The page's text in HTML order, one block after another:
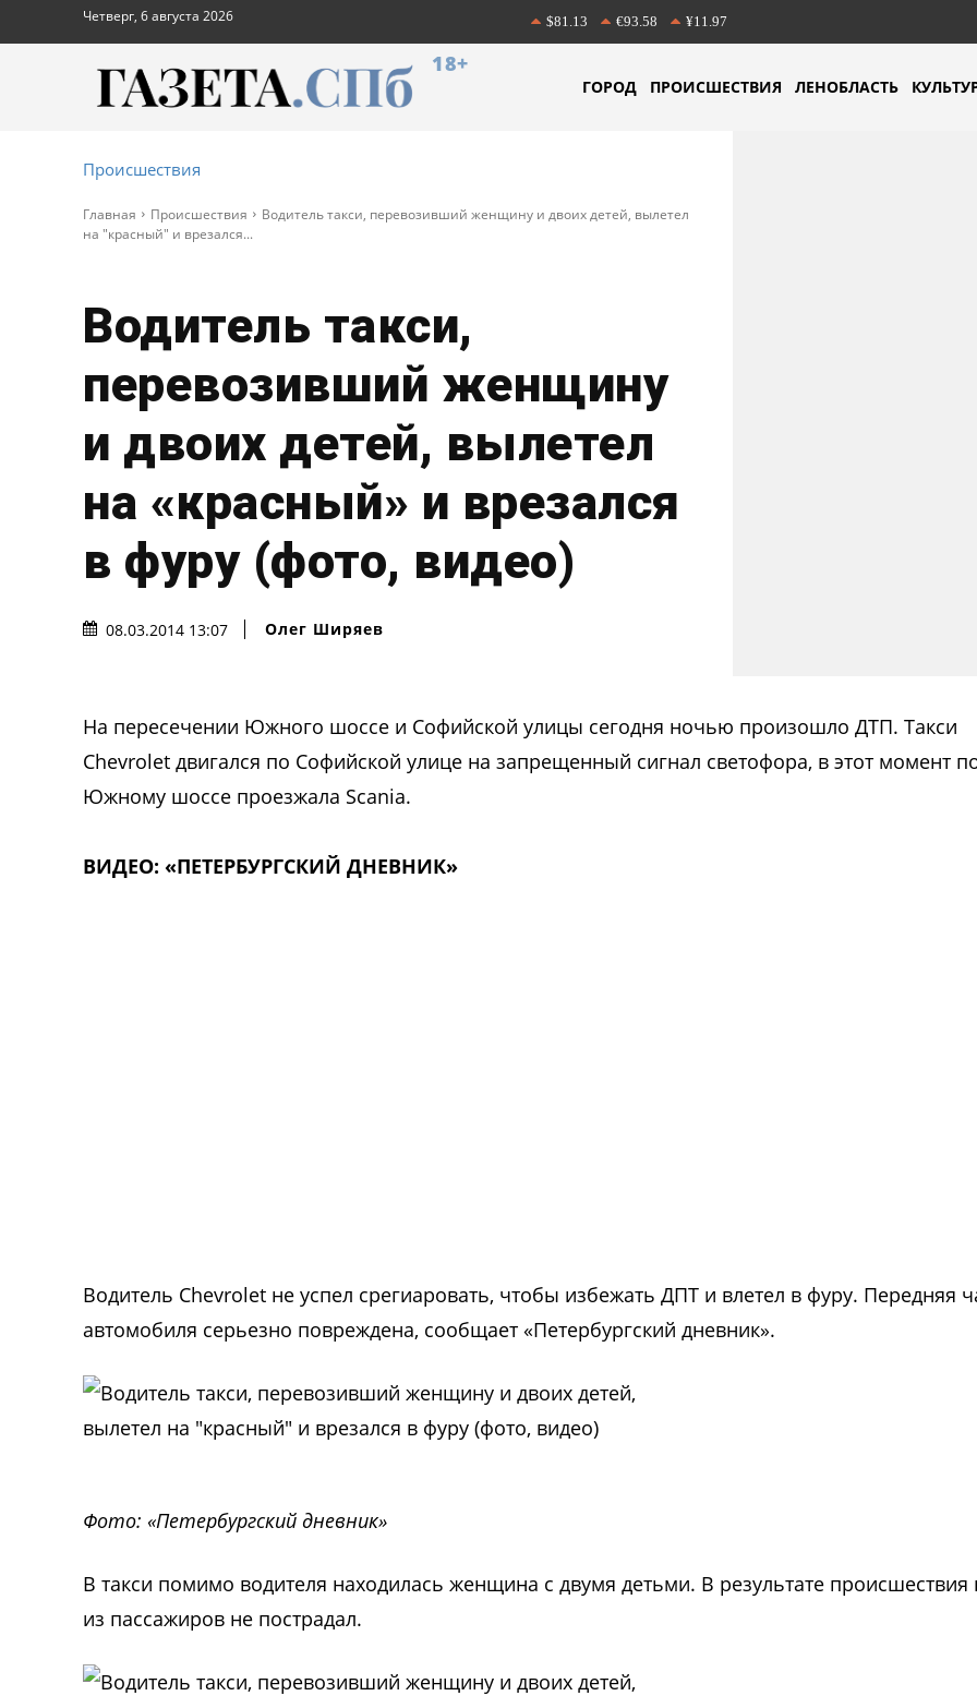
Четверг, 6 августа 2026 $81.13 €93.58 ¥11.97
18+
ГОРОД ПРОИСШЕСТВИЯ ЛЕНОБЛАСТЬ
Происшествия
Главная Происшествия
Водитель такси, перевозивший женщину и двоих детей, вылетел
на "красный" и врезался...
Водитель такси,
перевозивший женщину
и двоих детей, вылетел
на «красный» и врезался
в фуру (фото, видео)
08.03.2014 13:07 Олег Ширяев
На пересечении Южного шоссе и Софийской улицы сегодня ночью произошло ДТП. Такси
Chevrolet двигался по Софийской улице на запрещенный сигнал светофора, в этот момент
Южному шоссе проезжала Scania.
ВИДЕО: «ПЕТЕРБУРГСКИЙ ДНЕВНИК»
Водитель Chevrolet не успел срегиаровать, чтобы избежать ДПТ и влетел в фуру. Передняя
автомобиля серьезно повреждена, сообщает «Петербургский дневник».
Фото: «Петербургский дневник»
В такси помимо водителя находилась женщина с двумя детьми. В результате происшествия
из пассажиров не пострадал.